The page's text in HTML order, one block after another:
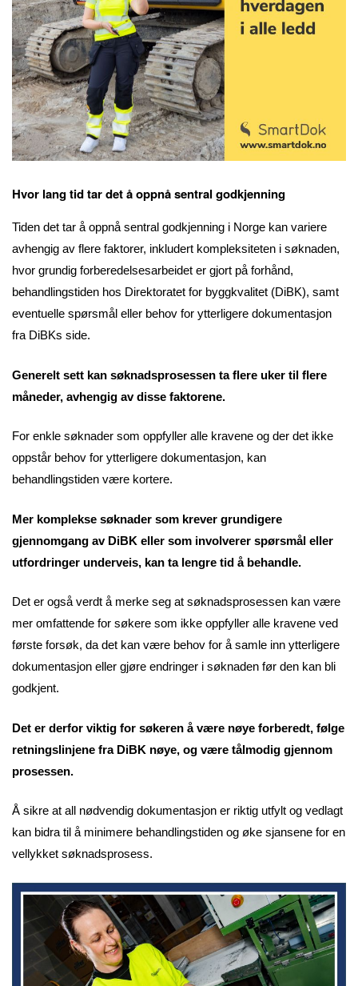
Hvor lang tid tar det å oppnå sentral godkjenning
Tiden det tar å oppnå sentral godkjenning i Norge kan variere
avhengig av flere faktorer, inkludert kompleksiteten i søknaden,
hvor grundig forberedelsesarbeidet er gjort på forhånd,
behandlingstiden hos Direktoratet for byggkvalitet (DiBK), samt
eventuelle spørsmål eller behov for ytterligere dokumentasjon
fra DiBKs side.
Generelt sett kan søknadsprosessen ta flere uker til flere
måneder, avhengig av disse faktorene.
For enkle søknader som oppfyller alle kravene og der det ikke
oppstår behov for ytterligere dokumentasjon, kan
behandlingstiden være kortere.
Mer komplekse søknader som krever grundigere
gjennomgang av DiBK eller som involverer spørsmål eller
utfordringer underveis, kan ta lengre tid å behandle.
Det er også verdt å merke seg at søknadsprosessen kan være
mer omfattende for søkere som ikke oppfyller alle kravene ved
første forsøk, da det kan være behov for å samle inn ytterligere
dokumentasjon eller gjøre endringer i søknaden før den kan bli
godkjent.
Det er derfor viktig for søkeren å være nøye forberedt, følge
retningslinjene fra DiBK nøye, og være tålmodig gjennom
prosessen.
Å sikre at all nødvendig dokumentasjon er riktig utfylt og vedlagt
kan bidra til å minimere behandlingstiden og øke sjansene for en
vellykket søknadsprosess.